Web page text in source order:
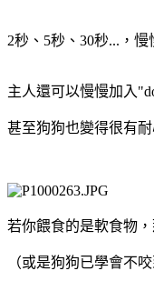
2秒、5秒、30秒...，
主人還可以慢慢加入
甚至狗狗也變得很有
若你餵食的是軟食物
（或是狗狗已學會不